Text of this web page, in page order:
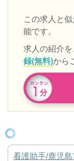
この求人と
能です。
求人の紹介
録(無料)から
看護助手/鹿児